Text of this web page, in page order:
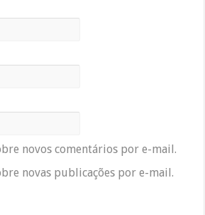
novos comentários por e-mail.
novas publicações por e-mail.